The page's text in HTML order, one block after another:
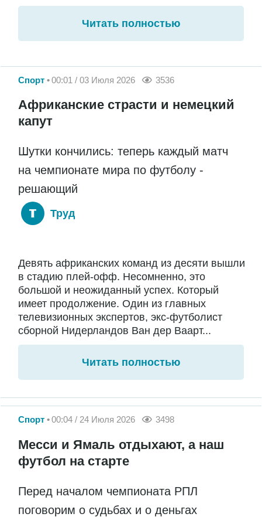
Читать полностью
Спорт 00:01 / 03 Июля 2026 3536
Африканские страсти и немецкий
капут
Шутки кончились: теперь каждый матч
на чемпионате мира по футболу -
решающий
Труд
Девять африканских команд из десяти вышли
в стадию плей-офф. Несомненно, это
большой и неожиданный успех. Который
имеет продолжение. Один из главных
телевизионных экспертов, экс-футболист
сборной Нидерландов Ван дер Ваарт...
Читать полностью
Спорт 00:04 / 24 Июля 2026 3498
Месси и Ямаль отдыхают, а наш
футбол на старте
Перед началом чемпионата РПЛ
поговорим о судьбах и о деньгах